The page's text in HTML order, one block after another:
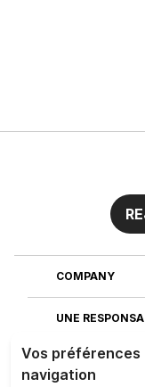
COMPANY
UNE
REJOIGNEZ